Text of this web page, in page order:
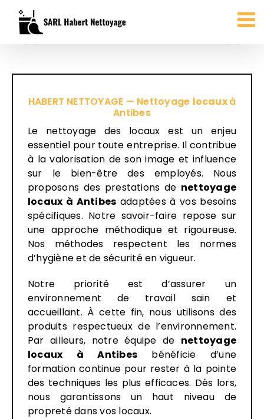
contenu
HABERT NETTOYAGE — Nettoyage locauxà
Antibes
Le nettoyage des locaux est un enjeu
essentiel pour toute entreprise. Il contribue
à la valorisation de son image et influence
sur le bien-être des employés. Nous
proposons des prestations de nettoyage
locaux à Antibes adaptées à vos besoins
spécifiques. Notre savoir-faire repose sur
une approche méthodique et rigoureuse.
Nos méthodes respectent les normes
d’hygiène et de sécurité en vigueur.
Notre priorité est d’assurer un
environnement de travail sain et
accueillant. À cette fin, nous utilisons des
produits respectueux de l’environnement.
Par ailleurs, notre équipe de nettoyage
locaux à Antibes bénéficie d’une
formation continue pour rester à la pointe
des techniques les plus efficaces. Dès lors,
nous garantissons un haut niveau de
propreté dans vos locaux.